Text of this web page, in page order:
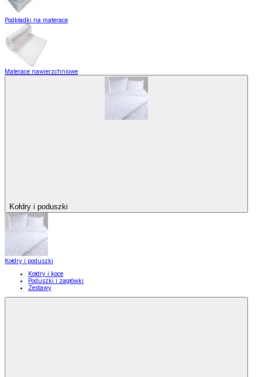
Podkładki na materace
Materace nawierzchniowe
Kołdry i poduszki
Kołdry i poduszki
Kołdry i koce
Poduszki i zagłówki
Zestawy